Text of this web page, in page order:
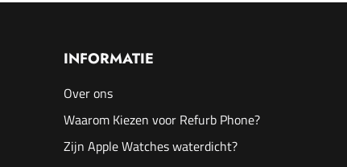
INFORMATIE
Over ons
Waarom Kiezen voor Refurb Phone?
Zijn Apple Watches waterdicht?